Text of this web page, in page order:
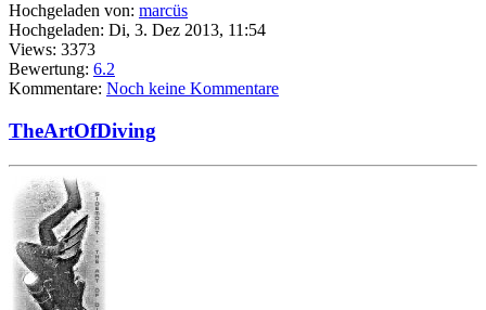
Hochgeladen von: marcüs
Hochgeladen: Di, 3. Dez 2013, 11:54
Views: 3373
Bewertung: 6.2
Kommentare: Noch keine Kommentare
TheArtOfDiving